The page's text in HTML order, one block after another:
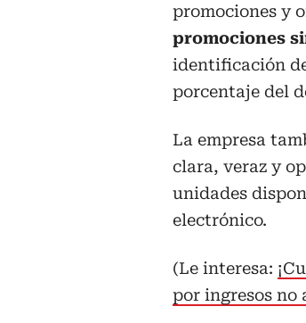
promociones y
promociones
identificación
porcentaje del
La empresa
clara, veraz y
unidades
electrónico.
(Le interesa:
por ingresos no